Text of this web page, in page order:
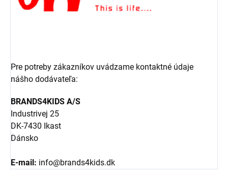
Pre potreby zákazníkov uvádzame kontaktné údaje
nášho dodávateľa:
BRANDS4KIDS A/S
Industrivej 25
DK-7430 Ikast
Dánsko
E-mail: info@brands4kids.dk